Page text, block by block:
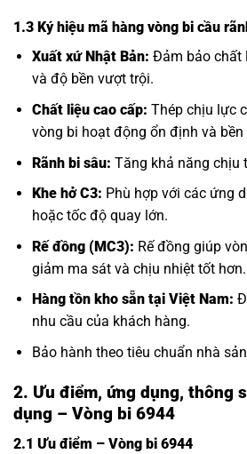
1.3 Ký hiệu mã hàng vòng bi cầu
Xuất xứ Nhật Bản: Đảm bảo chất
và độ bền vượt trội.
Chất liệu cao cấp: Thép chịu lực
vòng bi hoạt động ổn định và bền
Rãnh bi sâu: Tăng khả năng chịu
Khe hở C3: Phù hợp với các ứng
hoặc tốc độ quay lớn.
Rế đồng (MC3): Rế đồng giúp
giảm ma sát và chịu nhiệt tốt hơn.
Hàng tồn kho sẵn tại Việt Nam:
nhu cầu của khách hàng.
Bảo hành theo tiêu chuẩn nhà
2. Ưu điểm, ứng dụng, thông
dụng – Vòng bi 6944
2.1 Ưu điểm – Vòng bi 6944